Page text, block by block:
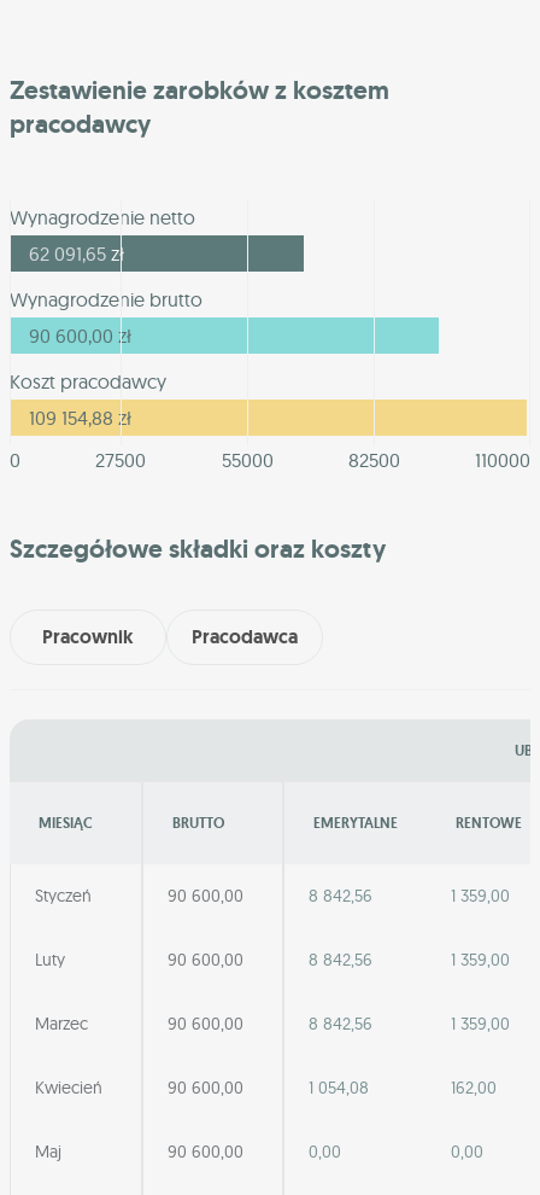
Zestawienie zarobków z kosztem
pracodawcy
Wynagrodzenie netto
62 091,65 zł
Wynagrodzenie brutto
90 600,00 zł
Koszt pracodawcy
109 154,88 zł
0
27500 55000 82500 110000
Szczegółowe składki oraz koszty
Pracownik Pracodawca
MIESIĄC BRUTTO EMERYTALNE RENTOWE
Styczeń 90 600,00 8 842,56 1 359,00
Luty 90 600,00 8 842,56 1 359,00
Marzec 90 600,00 8 842,56 1 359,00
Kwiecień 90 600,00 1 054,08 162,00
Maj 90 600,00 0,00 0,00